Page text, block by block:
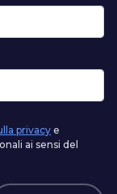
privacye
ai sensi del